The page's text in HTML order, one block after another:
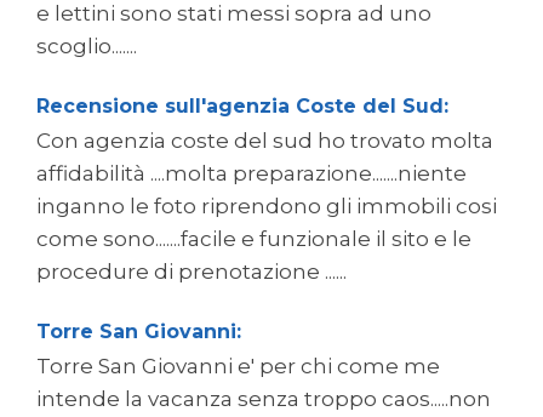
e lettini sono stati messi sopra ad uno
scoglio.......
Recensione sull'agenzia Coste del Sud:
Con agenzia coste del sud ho trovato molta
affidabilità ....molta preparazione.......niente
inganno le foto riprendono gli immobili cosi
come sono.......facile e funzionale il sito e le
procedure di prenotazione ......
Torre San Giovanni:
Torre San Giovanni e' per chi come me
intende la vacanza senza troppo caos.....non